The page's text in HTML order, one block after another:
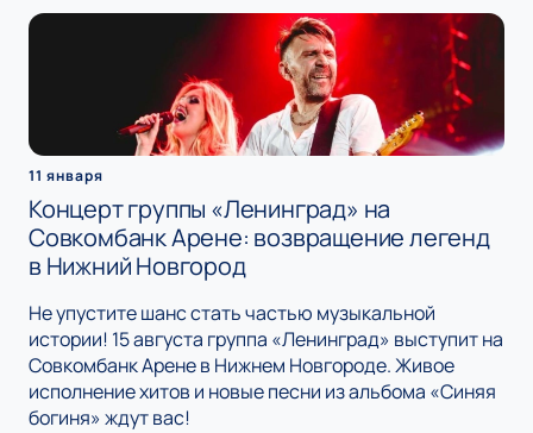
11 января
Концерт группы «Ленинград» на
Совкомбанк Арене: возвращение легенд
в Нижний Новгород
Не упустите шанс стать частью музыкальной
истории! 15 августа группа «Ленинград» выступит на
Совкомбанк Арене в Нижнем Новгороде. Живое
исполнение хитов и новые песни из альбома «Синяя
богиня» ждут вас!